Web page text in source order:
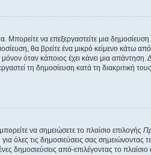
Μπορείτε να επεξεργαστείτε μια
θα βρείτε ένα μικρό κείμενο κάτω
όταν κάποιος έχει κάνει μια απάντηση.
τη δημοσίευση κατά τη διακριτική
να σημειώσετε το πλαίσιο επιλογής
όλες τις δημοσιεύσεις σας σημειώνοντας
δημοσιεύσεις από-επιλέγοντας το